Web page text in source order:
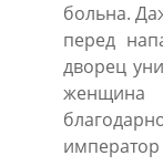
больна.
перед
дворец